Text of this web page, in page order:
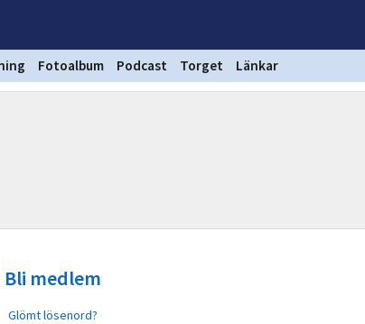
Fotoalbum Podcast Torget Länkar
Bli medlem
Glömt lösenord?